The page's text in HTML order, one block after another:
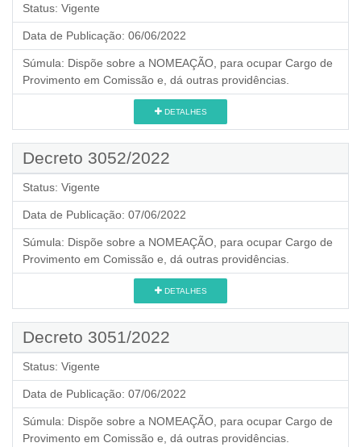
Status: Vigente
Data de Publicação: 06/06/2022
Súmula: Dispõe sobre a NOMEAÇÃO, para ocupar Cargo de
Provimento em Comissão e, dá outras providências.
DETALHES
Decreto 3052/2022
Status: Vigente
Data de Publicação: 07/06/2022
Súmula: Dispõe sobre a NOMEAÇÃO, para ocupar Cargo de
Provimento em Comissão e, dá outras providências.
DETALHES
Decreto 3051/2022
Status: Vigente
Data de Publicação: 07/06/2022
Súmula: Dispõe sobre a NOMEAÇÃO, para ocupar Cargo de
Provimento em Comissão e, dá outras providências.